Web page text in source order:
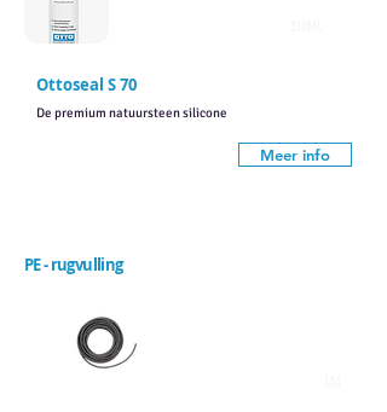
Ottoseal S 70
De premium natuursteen silicone
Meer info
PE - rugvulling